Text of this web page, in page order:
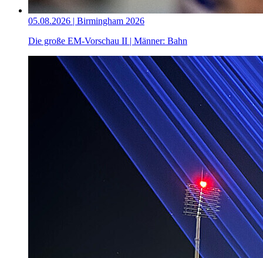
05.08.2026 | Birmingham 2026
Die große EM-Vorschau II | Männer: Bahn